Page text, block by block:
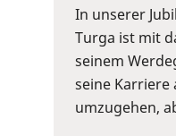
Space
to
show
volume
slider.
In unserer
Turga ist mit
seinem
seine
umzugehen,